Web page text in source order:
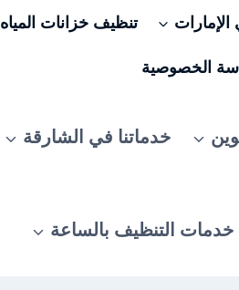
تنظيف خزانات المياه
الخصوصية
خدماتنا في الشارقة
خدمات التنظيف بالساعة